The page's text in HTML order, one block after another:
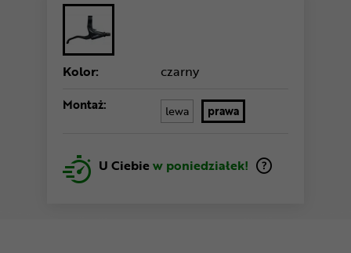
Kolor: czarny
Montaż: lewa prawa
U Ciebiew poniedziałek!